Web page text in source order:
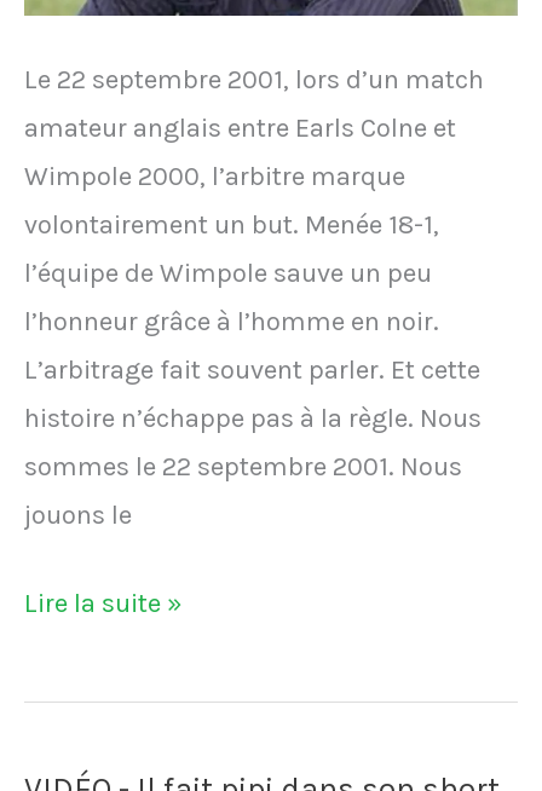
Le 22 septembre 2001, lors d’un match
amateur anglais entre Earls Colne et
Wimpole 2000, l’arbitre marque
volontairement un but. Menée 18-1,
l’équipe de Wimpole sauve un peu
l’honneur grâce à l’homme en noir.
L’arbitrage fait souvent parler. Et cette
histoire n’échappe pas à la règle. Nous
sommes le 22 septembre 2001. Nous
jouons le
VIDÉO
Un
Lire la suite »